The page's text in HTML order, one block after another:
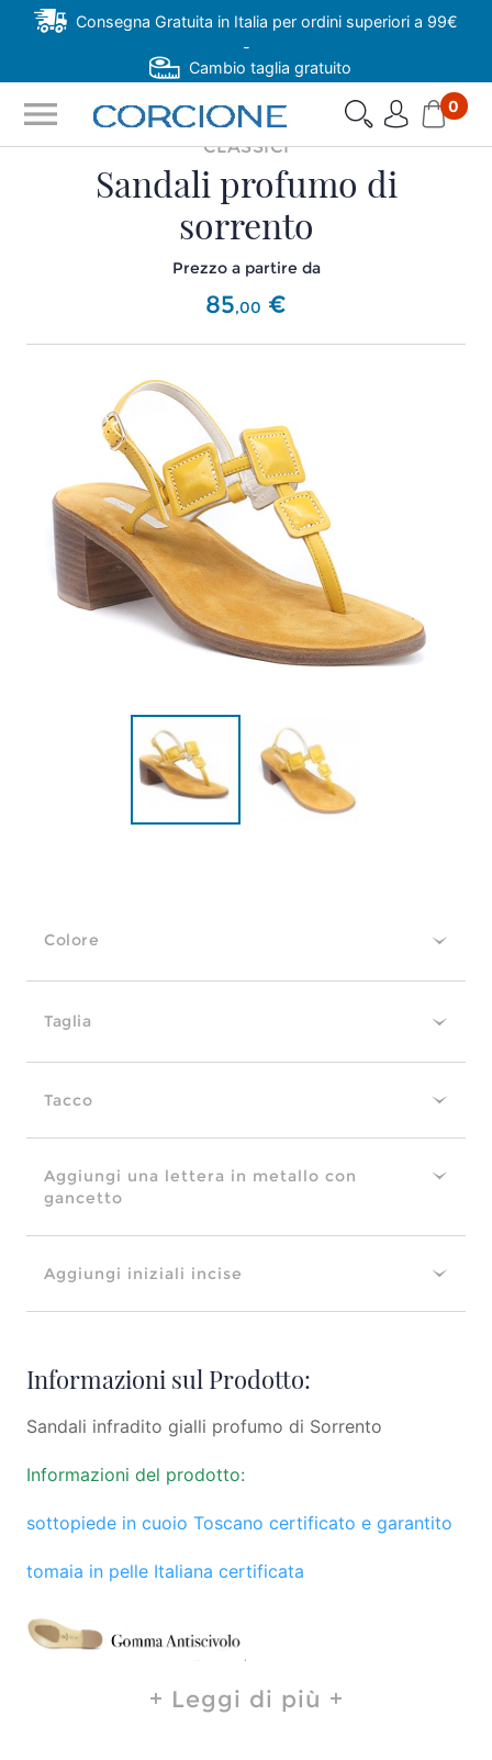
Consegna Gratuita in Italia per ordini superiori a 99€
-
Cambio taglia gratuito
menu 0
CLASSICI
Sandali profumo di
sorrento
Prezzo a partire da
85,00 €
Colore
Taglia
Tacco
Aggiungi una lettera in metallo con
gancetto
Aggiungi iniziali incise
Informazioni sul Prodotto:
Sandali infradito gialli profumo di Sorrento
Informazioni del prodotto:
sottopiede in cuoio Toscano certificato e garantito
tomaia in pelle Italiana certificata
Leggi di più